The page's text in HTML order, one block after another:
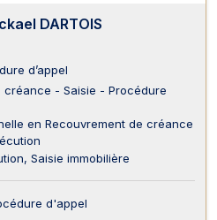
DARTOIS
d’appel
créance - Saisie - Procédure
en Recouvrement de créance
Saisie immobilière
d'appel